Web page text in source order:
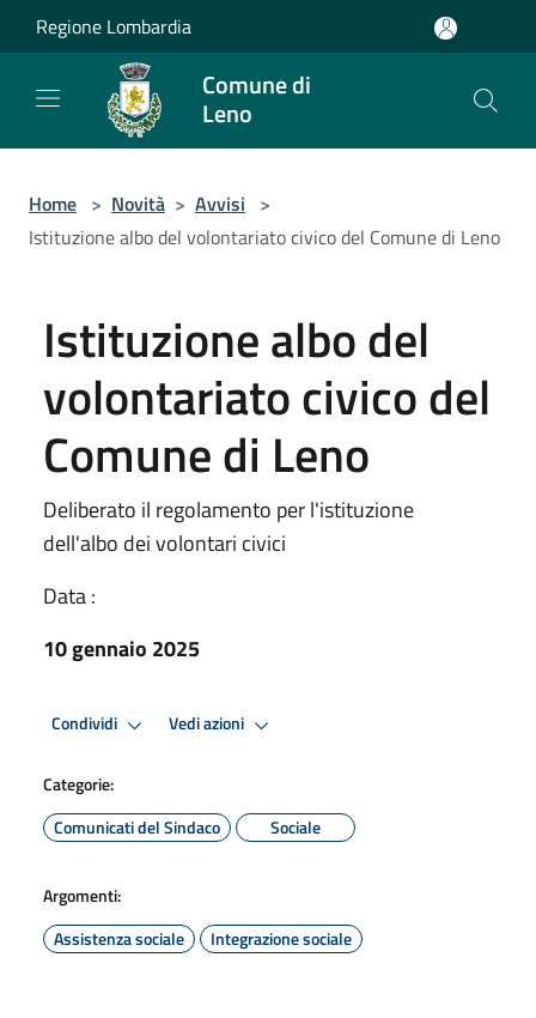
Salta al contenuto principale
Regione Lombardia
Comune di
Leno
Home > Novità > Avvisi >
Istituzione albo del volontariato civico del Comune di Leno
Istituzione albo del
volontariato civico del
Comune di Leno
Deliberato il regolamento per l'istituzione
dell'albo dei volontari civici
Data :
10 gennaio 2025
Condividi Vedi azioni
Categorie:
Comunicati del Sindaco
Sociale
Argomenti:
Assistenza sociale
Integrazione sociale